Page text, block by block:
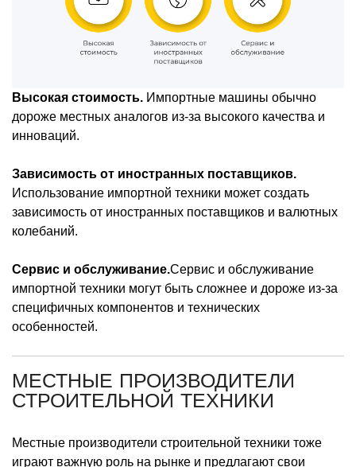
Высокая стоимость. Импортные машины обычно
дороже местных аналогов из-за высокого качества и
инноваций.
Зависимость от иностранных поставщиков.
Использование импортной техники может создать
зависимость от иностранных поставщиков и валютных
колебаний.
Сервис и обслуживание.Сервис и обслуживание
импортной техники могут быть сложнее и дороже из-за
специфичных компонентов и технических
особенностей.
МЕСТНЫЕ ПРОИЗВОДИТЕЛИ
СТРОИТЕЛЬНОЙ ТЕХНИКИ
Местные производители строительной техники тоже
играют важную роль на рынке и предлагают свои